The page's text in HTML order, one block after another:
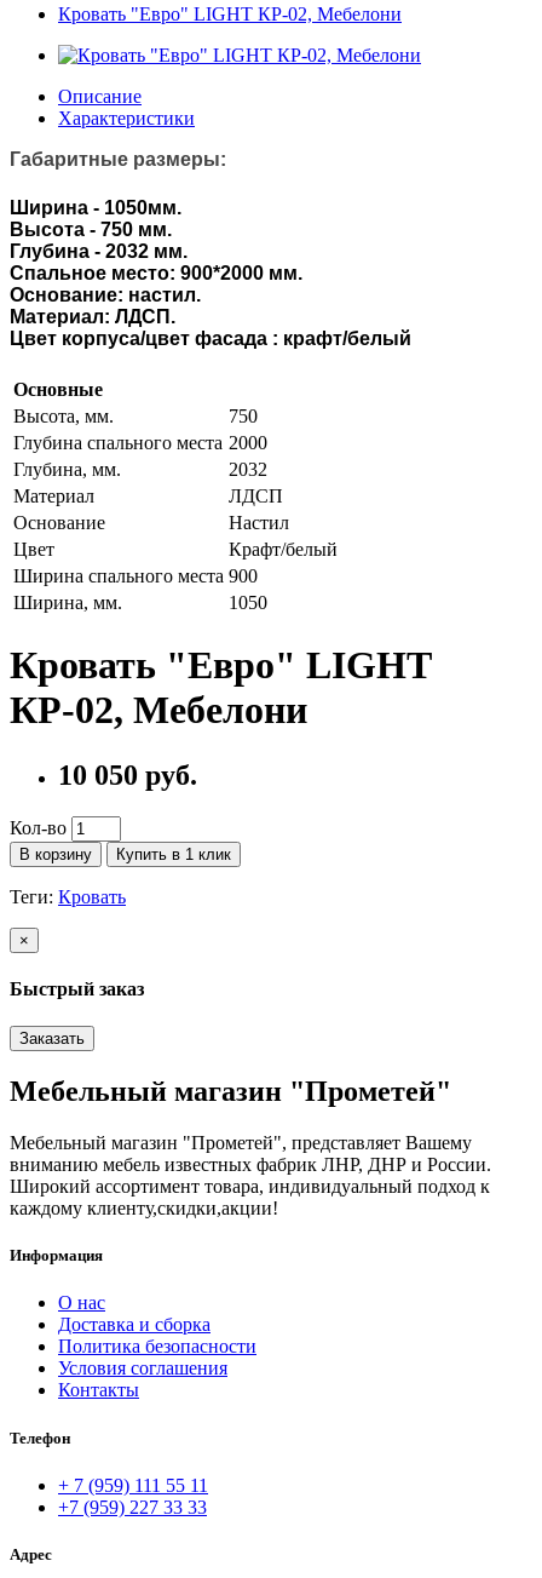
Кровать "Евро" LIGHT КР-02, Мебелони
Описание
Характеристики
Габаритные размеры:
Ширина - 1050мм.
Высота - 750 мм.
Глубина - 2032 мм.
Спальное место: 900*2000 мм.
Основание: настил.
Материал: ЛДСП.
Цвет корпуса/цвет фасада : крафт/белый
Основные
Высота, мм.
750
Глубина спального места 2000
Глубина, мм.
2032
Материал
ЛДСП
Основание
Настил
Цвет
Крафт/белый
Ширина спального места 900
Ширина, мм.
1050
Кровать "Евро" LIGHT
КР-02, Мебелони
10 050 руб.
Кол-во
В корзину Купить в 1 клик
Теги: Кровать
×
Быстрый заказ
Заказать
Мебельный магазин "Прометей"
Мебельный магазин "Прометей", представляет Вашему
вниманию мебель известных фабрик ЛНР, ДНР и России.
Широкий ассортимент товара, индивидуальный подход к
каждому клиенту,скидки,акции!
Информация
О нас
Доставка и сборка
Политика безопасности
Условия соглашения
Контакты
Телефон
+ 7 (959) 111 55 11
+7 (959) 227 33 33
Адрес